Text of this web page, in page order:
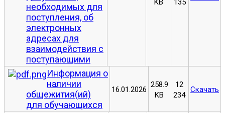
необходимых для
поступления, об
электронных
адресах для
взаимодействия с
поступающими
KB 135
Информация о
наличии
общежития(ий)
для обучающихся
16.01.2026
258.9
KB
12
234
Скачать